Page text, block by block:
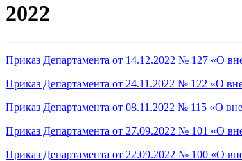
2022
Приказ Департамента от 14.12.2022 № 127 «О
Приказ Департамента от 24.11.2022 № 122 «О
Приказ Департамента от 08.11.2022 № 115 «О
Приказ Департамента от 27.09.2022 № 101 «О
Приказ Департамента от 22.09.2022 № 100 «О